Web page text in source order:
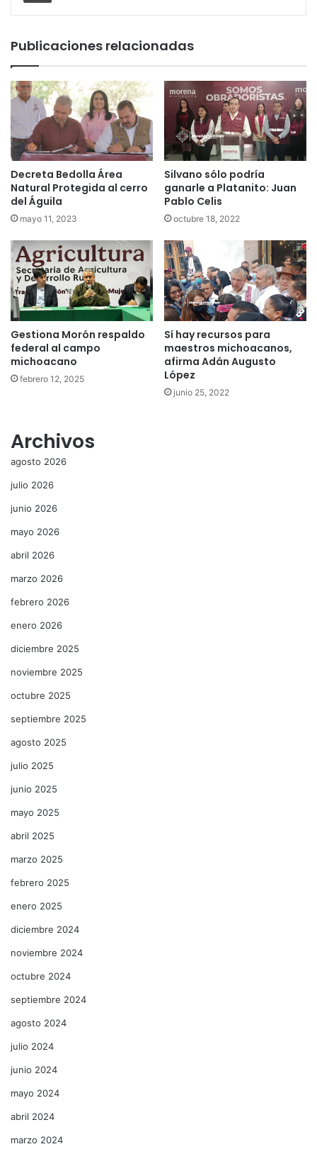
Publicaciones relacionadas
Decreta Bedolla Área
Natural Protegida al cerro
del Águila
mayo 11, 2023
Silvano sólo podría
ganarle a Platanito: Juan
Pablo Celis
octubre 18, 2022
Gestiona Morón respaldo
federal al campo
michoacano
febrero 12, 2025
Sí hay recursos para
maestros michoacanos,
afirma Adán Augusto
López
junio 25, 2022
Archivos
agosto 2026
julio 2026
junio 2026
mayo 2026
abril 2026
marzo 2026
febrero 2026
enero 2026
diciembre 2025
noviembre 2025
octubre 2025
septiembre 2025
agosto 2025
julio 2025
junio 2025
mayo 2025
abril 2025
marzo 2025
febrero 2025
enero 2025
diciembre 2024
noviembre 2024
octubre 2024
septiembre 2024
agosto 2024
julio 2024
junio 2024
mayo 2024
abril 2024
marzo 2024